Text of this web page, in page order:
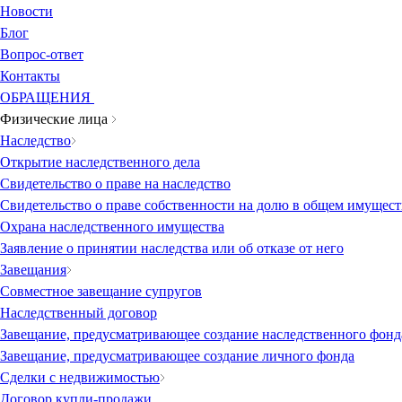
Новости
Блог
Вопрос-ответ
Контакты
ОБРАЩЕНИЯ
Физические лица
Наследство
Открытие наследственного дела
Свидетельство о праве на наследство
Свидетельство о праве собственности на долю в общем
Охрана наследственного имущества
Заявление о принятии наследства или об отказе от него
Завещания
Совместное завещание супругов
Наследственный договор
Завещание, предусматривающее создание наследственного
Завещание, предусматривающее создание личного фонда
Сделки с недвижимостью
Договор купли-продажи